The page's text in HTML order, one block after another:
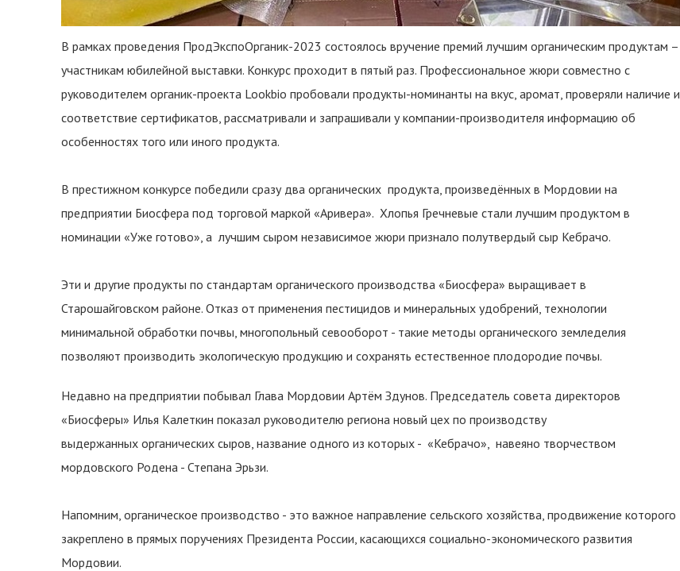
В рамках проведения ПродЭкспоОрганик-2023 состоялось вручение премий лучшим органическим продуктам –
участникам юбилейной выставки. Конкурс проходит в пятый раз. Профессиональное жюри совместно с
руководителем органик-проекта Lookbio пробовали продукты-номинанты на вкус, аромат, проверяли наличие и
соответствие сертификатов, рассматривали и запрашивали у компании-производителя информацию об
особенностях того или иного продукта.
В престижном конкурсе победили сразу два органических продукта, произведённых в Мордовии на
предприятии Биосфера под торговой маркой «Аривера». Хлопья Гречневые стали лучшим продуктом в
номинации «Уже готово», а лучшим сыром независимое жюри признало полутвердый сыр Кебрачо.
Эти и другие продукты по стандартам органического производства «Биосфера» выращивает в
Старошайговском районе. Отказ от применения пестицидов и минеральных удобрений, технологии
минимальной обработки почвы, многопольный севооборот - такие методы органического земледелия
позволяют производить экологическую продукцию и сохранять естественное плодородие почвы.
Недавно на предприятии побывал Глава Мордовии Артём Здунов. Председатель совета директоров
«Биосферы» Илья Калеткин показал руководителю региона новый цех по производству
выдержанных органических сыров, название одного из которых - «Кебрачо», навеяно творчеством
мордовского Родена - Степана Эрьзи.
Напомним, органическое производство - это важное направление сельского хозяйства, продвижение которого
закреплено в прямых поручениях Президента России, касающихся социально-экономического развития
Мордовии.